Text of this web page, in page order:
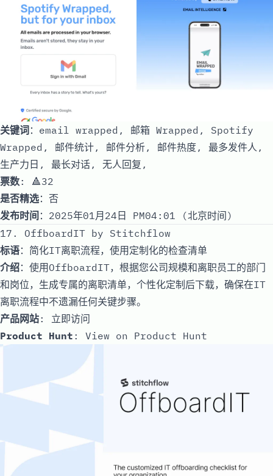
关键词：email wrapped, 邮箱 Wrapped, Spotify
Wrapped, 邮件统计, 邮件分析, 邮件热度, 最多发件人,
生产力日, 最长对话, 无人回复,
票数: 🔺32
是否精选：否
发布时间 ：2025年01月24日 PM04:01 (北京时间)
17. OffboardIT by Stitchflow
标语：简化IT离职流程，使用定制化的检查清单
介绍：使用OffboardIT，根据您公司规模和离职员工的部门
和岗位，生成专属的离职清单，个性化定制后下载，确保在IT
离职流程中不遗漏任何关键步骤。
产品网站: 立即访问
Product Hunt : View on Product Hunt